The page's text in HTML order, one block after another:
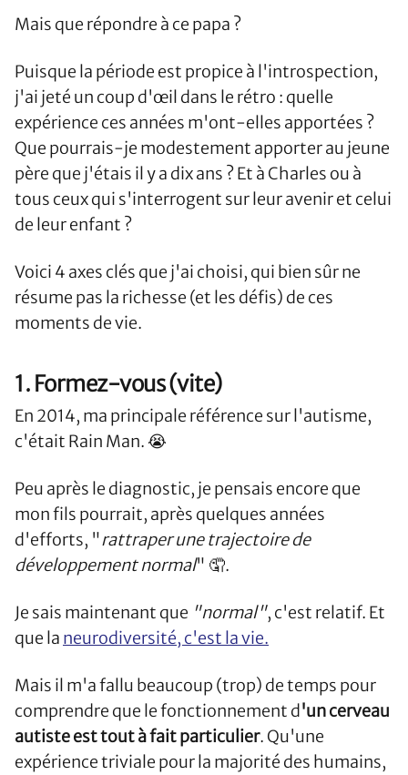
Mais que répondre à ce papa ?
Puisque la période est propice à l'introspection,
j'ai jeté un coup d'œil dans le rétro : quelle
expérience ces années m'ont-elles apportées ?
Que pourrais-je modestement apporter au jeune
père que j'étais il y a dix ans ? Et à Charles ou à
tous ceux qui s'interrogent sur leur avenir et celui
de leur enfant ?
Voici 4 axes clés que j'ai choisi, qui bien sûr ne
résume pas la richesse (et les défis) de ces
moments de vie.
1. Formez-vous (vite)
En 2014, ma principale référence sur l'autisme,
c'était Rain Man. 😭
Peu après le diagnostic, je pensais encore que
mon fils pourrait, après quelques années
d'efforts, "rattraper une trajectoire de
développement normal" 🤦.
Je sais maintenant que "normal", c'est relatif. Et
que la neurodiversité, c'est la vie.
Mais il m'a fallu beaucoup (trop) de temps pour
comprendre que le fonctionnement d'un cerveau
autiste est tout à fait particulier. Qu'une
expérience triviale pour la majorité des humains,